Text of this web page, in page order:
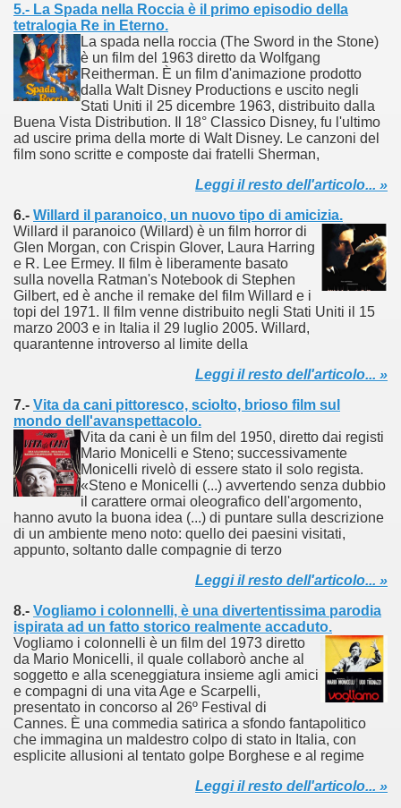
5.- La Spada nella Roccia è il primo episodio della
tetralogia Re in Eterno.
La spada nella roccia (The Sword in the Stone)
è un film del 1963 diretto da Wolfgang
Reitherman. È un film d'animazione prodotto
dalla Walt Disney Productions e uscito negli
Stati Uniti il 25 dicembre 1963, distribuito dalla
Buena Vista Distribution. Il 18° Classico Disney, fu l'ultimo
ad uscire prima della morte di Walt Disney. Le canzoni del
film sono scritte e composte dai fratelli Sherman,
Leggi il resto dell'articolo... »
6.- Willard il paranoico, un nuovo tipo di amicizia.
Willard il paranoico (Willard) è un film horror di
Glen Morgan, con Crispin Glover, Laura Harring
e R. Lee Ermey. Il film è liberamente basato
sulla novella Ratman's Notebook di Stephen
Gilbert, ed è anche il remake del film Willard e i
topi del 1971. Il film venne distribuito negli Stati Uniti il 15
marzo 2003 e in Italia il 29 luglio 2005. Willard,
quarantenne introverso al limite della
Leggi il resto dell'articolo... »
7.- Vita da cani pittoresco, sciolto, brioso film sul
mondo dell'avanspettacolo.
Vita da cani è un film del 1950, diretto dai registi
Mario Monicelli e Steno; successivamente
Monicelli rivelò di essere stato il solo regista.
«Steno e Monicelli (...) avvertendo senza dubbio
il carattere ormai oleografico dell'argomento,
hanno avuto la buona idea (...) di puntare sulla descrizione
di un ambiente meno noto: quello dei paesini visitati,
appunto, soltanto dalle compagnie di terzo
Leggi il resto dell'articolo... »
8.- Vogliamo i colonnelli, è una divertentissima parodia
ispirata ad un fatto storico realmente accaduto.
Vogliamo i colonnelli è un film del 1973 diretto
da Mario Monicelli, il quale collaborò anche al
soggetto e alla sceneggiatura insieme agli amici
e compagni di una vita Age e Scarpelli,
presentato in concorso al 26º Festival di
Cannes. È una commedia satirica a sfondo fantapolitico
che immagina un maldestro colpo di stato in Italia, con
esplicite allusioni al tentato golpe Borghese e al regime
Leggi il resto dell'articolo... »
Se Ti Piacciono nel mese di Luglio 2013.
e suspense a cui fa da sfondo il retroscena della
e suspense a cui fa da sfondo il retroscena della
Se Ti Piacciono nel mese di Dicembre 2013.
Scorsese
David Lynch
classico
un esempio di film noir moderno
troppo parziale.
è riuscito a tenere alto il proprio nome, è anche
nella storia del cinema